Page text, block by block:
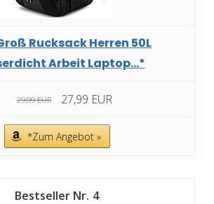
Rucksack Herren 50L
Arbeit Laptop...*
29,99 EUR 27,99 EUR
*Zum Angebot »
4